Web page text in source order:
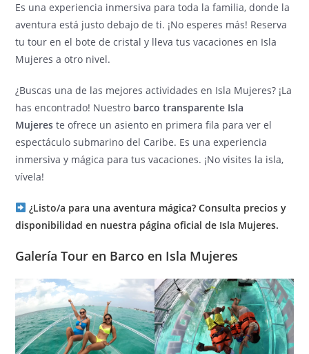
Es una experiencia inmersiva para toda la familia, donde la
aventura está justo debajo de ti. ¡No esperes más! Reserva
tu tour en el bote de cristal y lleva tus vacaciones en Isla
Mujeres a otro nivel.
¿Buscas una de las mejores actividades en Isla Mujeres? ¡La
has encontrado! Nuestro barco transparente Isla
Mujeres te ofrece un asiento en primera fila para ver el
espectáculo submarino del Caribe. Es una experiencia
inmersiva y mágica para tus vacaciones. ¡No visites la isla,
vívela!
¿Listo/a para una aventura mágica? Consulta precios y
disponibilidad en nuestra página oficial de Isla Mujeres.
Galería Tour en Barco en Isla Mujeres